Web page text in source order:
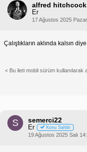
alfred hitchcock
Er
17 Ağustos 2025
Çalıştıkların aklında kalsın
< Bu ileti mobil sürüm kullanılarak
S semerci22
Er Konu Sahibi
19 Ağustos 2025 Salı